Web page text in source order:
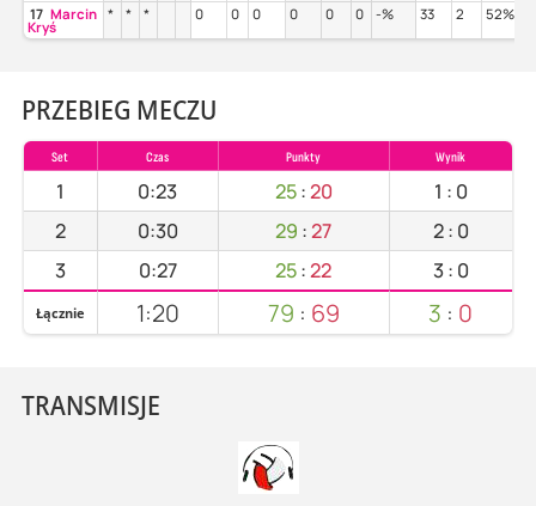
17 Marcin
Kryś
* * * 0 0 0 0 0 0 -% 33 2 52%
PRZEBIEG MECZU
Set Czas Punkty Wynik
1 0:23 25:20 1 : 0
2
0:30 29 :27 2: 0
3
0:27 25:22 3: 0
Łącznie 1:20 79 : 69 3 : 0
TRANSMISJE